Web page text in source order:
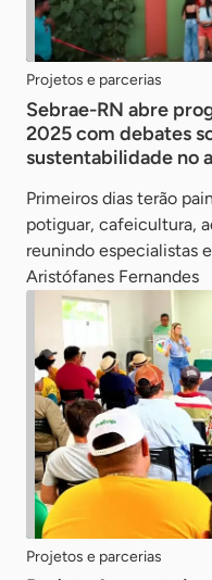
Projetos e parcerias
Sebrae-RN abre
2025 com debates
sustentabilidade no
Primeiros dias terão
potiguar, cafeicultura,
reunindo especialistas
Aristófanes Fernandes
Projetos e parcerias